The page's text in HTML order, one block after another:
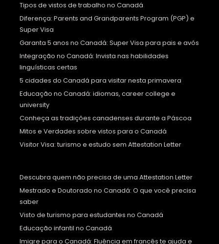
Tipos de vistos de trabalho no Canadá
Diferença: Parents and Grandparents Program (PGP) e
Super Visa
Garanta 5 anos no Canadá: Super Visa para pais e avós
Integração no Canadá: Invista nas habilidades
linguísticas certas
5 cidades do Canadá para visitar nesta primavera
Educação no Canadá: idiomas, career college e
university
Conheça as tradições canadenses durante a Páscoa
Mitos e Verdades sobre vistos para o Canadá
Visitor Visa: turismo e estudo sem Attestation Letter
Descubra quem não precisa de uma Attestation Letter
Mestrado e Doutorado no Canadá: O que você precisa
saber
Visto de turismo para estudantes no Canadá
Educação infantil no Canadá
Imigre para o Canadá: Fluência em francês te ajuda e